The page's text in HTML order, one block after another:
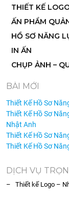
THIẾT KẾ
ẤN PHẨM
HỒ SƠ NĂNG
IN ẤN
CHỤP ẢNH –
BÀI MỚI
Thiết Kế Hồ Sơ
Thiết Kế Hồ Sơ
Nhật Anh
Thiết Kế Hồ Sơ
Thiết Kế Hồ Sơ
DỊCH VỤ
– Thiết kế Logo –